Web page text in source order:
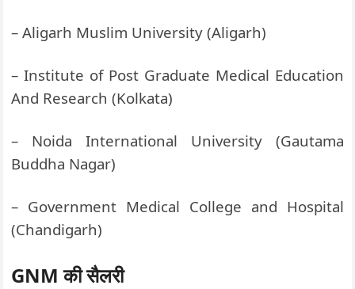
– Aligarh Muslim University (Aligarh)
– Institute of Post Graduate Medical Education
And Research (Kolkata)
– Noida International University (Gautama
Buddha Nagar)
– Government Medical College and Hospital
(Chandigarh)
GNMकी सैलरी